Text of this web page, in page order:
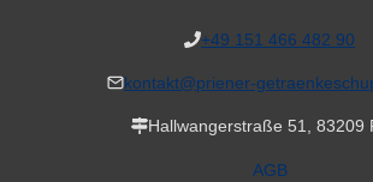
+49 151 466 482 90
kontakt@priener-
Hallwangerstraße 51, 83209
AGB